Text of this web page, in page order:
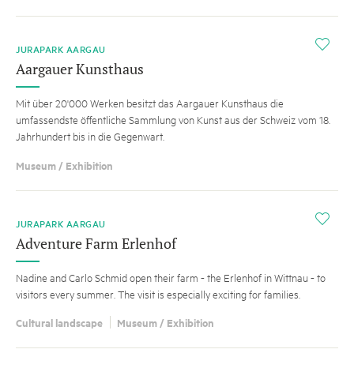
i
JURAPARK AARGAU
Aargauer Kunsthaus
Mit über 20'000 Werken besitzt das Aargauer Kunsthaus die
umfassendste öffentliche Sammlung von Kunst aus der Schweiz vom 18.
Jahrhundert bis in die Gegenwart.
Museum / Exhibition
i
JURAPARK AARGAU
Adventure Farm Erlenhof
Nadine and Carlo Schmid open their farm - the Erlenhof in Wittnau - to
visitors every summer. The visit is especially exciting for families.
Cultural landscape Museum / Exhibition